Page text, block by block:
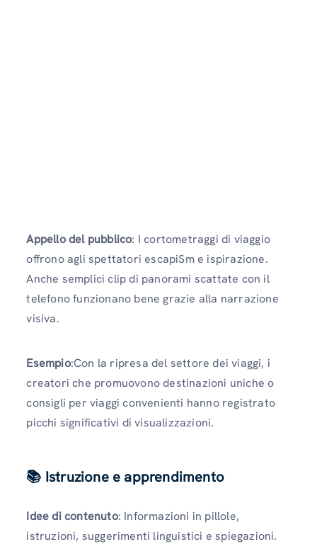
Appello del pubblico: I cortometraggi di viaggio
offrono agli spettatori escapiSm e ispirazione.
Anche semplici clip di panorami scattate con il
telefono funzionano bene grazie alla narrazione
visiva.
Esempio:Con la ripresa del settore dei viaggi, i
creatori che promuovono destinazioni uniche o
consigli per viaggi convenienti hanno registrato
picchi significativi di visualizzazioni.
📚 Istruzione e apprendimento
Idee di contenuto: Informazioni in pillole,
istruzioni, suggerimenti linguistici e spiegazioni.